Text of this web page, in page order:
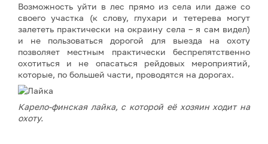
Возможность уйти в лес прямо из села или даже со
своего участка (к слову, глухари и тетерева могут
залететь практически на окраину села – я сам видел)
и не пользоваться дорогой для выезда на охоту
позволяет местным практически беспрепятственно
охотиться и не опасаться рейдовых мероприятий,
которые, по большей части, проводятся на дорогах.
Карело-финская лайка, с которой её хозяин ходит на
охоту.